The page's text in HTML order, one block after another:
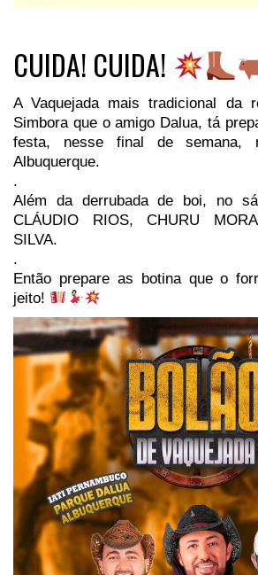
CUIDA! CUIDA!
A Vaquejada mais tradicional da
Simbora que o amigo Dalua, tá
festa, nesse final de semana,
Albuquerque.
.
Além da derrubada de boi, no
CLÁUDIO RIOS, CHURU
SILVA.
.
Então prepare as botina que o
jeito!